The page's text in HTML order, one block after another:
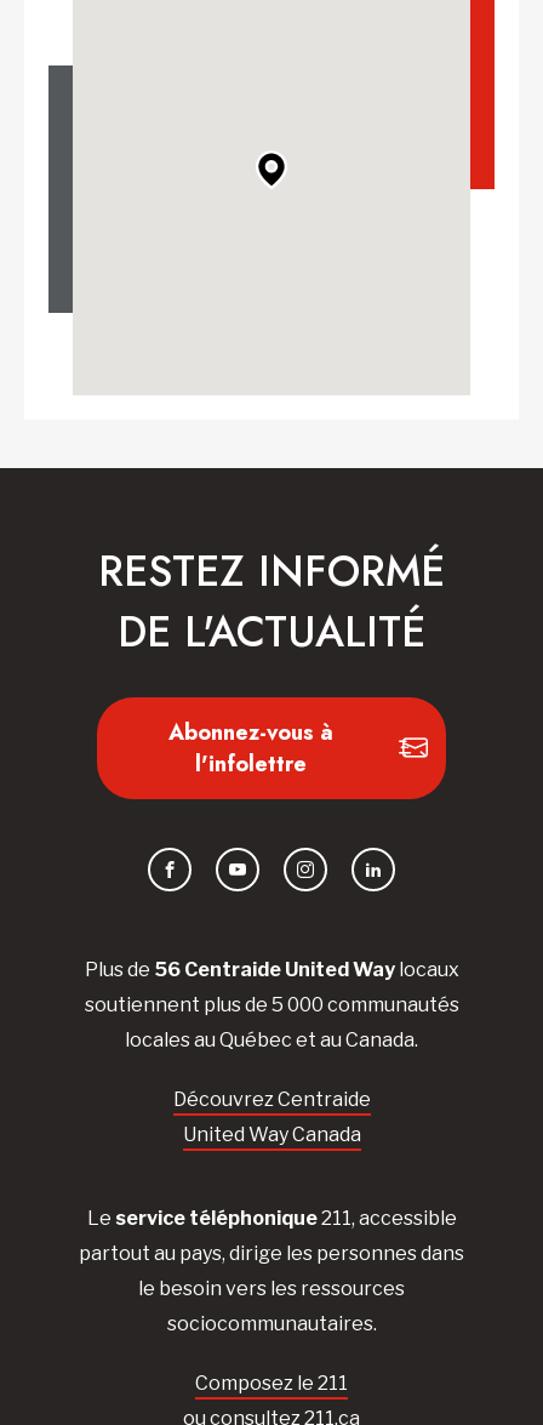
Plus de 56 Centraide United Waylocaux
soutiennent plus de 5 000 communautés
locales au Québec et au Canada.
Découvrez Centraide
United Way Canada
Le service téléphonique211, accessible
partout au pays, dirige les personnes dans
le besoin vers les ressources
sociocommunautaires.
Composez le 211
ou consultez 211.ca
RESTEZ INFORMÉ
DE L'ACTUALITÉ
Abonnez-vous à
l'infolettre
FacebookYouTubeInstagramLinkedIn